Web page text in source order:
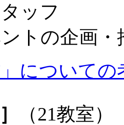
ッフ
ントの企画
」について
（21教室）